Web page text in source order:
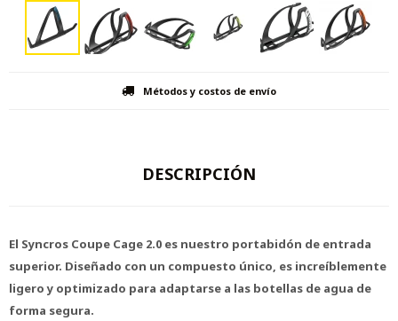
Métodos y costos de envío
DESCRIPCIÓN
El Syncros Coupe Cage 2.0 es nuestro portabidón de entrada
superior. Diseñado con un compuesto único, es increíblemente
ligero y optimizado para adaptarse a las botellas de agua de
forma segura.